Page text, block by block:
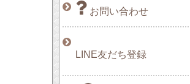
お問い合わせ
LINE友だち登録